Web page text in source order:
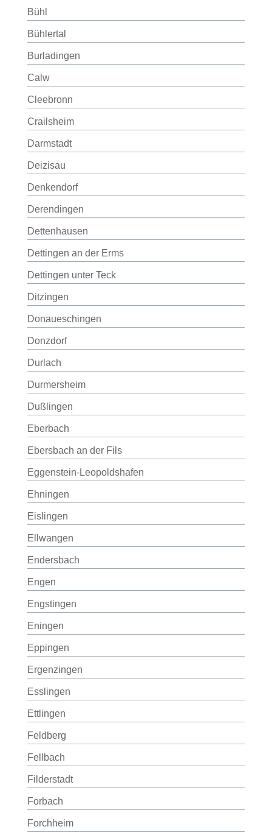
Bühl
Bühlertal
Burladingen
Calw
Cleebronn
Crailsheim
Darmstadt
Deizisau
Denkendorf
Derendingen
Dettenhausen
Dettingen an der Erms
Dettingen unter Teck
Ditzingen
Donaueschingen
Donzdorf
Durlach
Durmersheim
Dußlingen
Eberbach
Ebersbach an der Fils
Eggenstein-Leopoldshafen
Ehningen
Eislingen
Ellwangen
Endersbach
Engen
Engstingen
Eningen
Eppingen
Ergenzingen
Esslingen
Ettlingen
Feldberg
Fellbach
Filderstadt
Forbach
Forchheim